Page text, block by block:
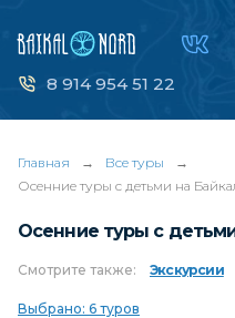
8 914 954 51 22
Главная → Все туры
→
Осенние туры с детьми на
Осенние туры с
Смотрите также: Экскурсии
Выбрано: 6 туров